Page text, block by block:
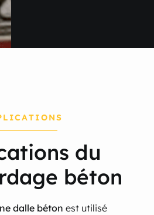
du
béton
dalle béton est utilisé